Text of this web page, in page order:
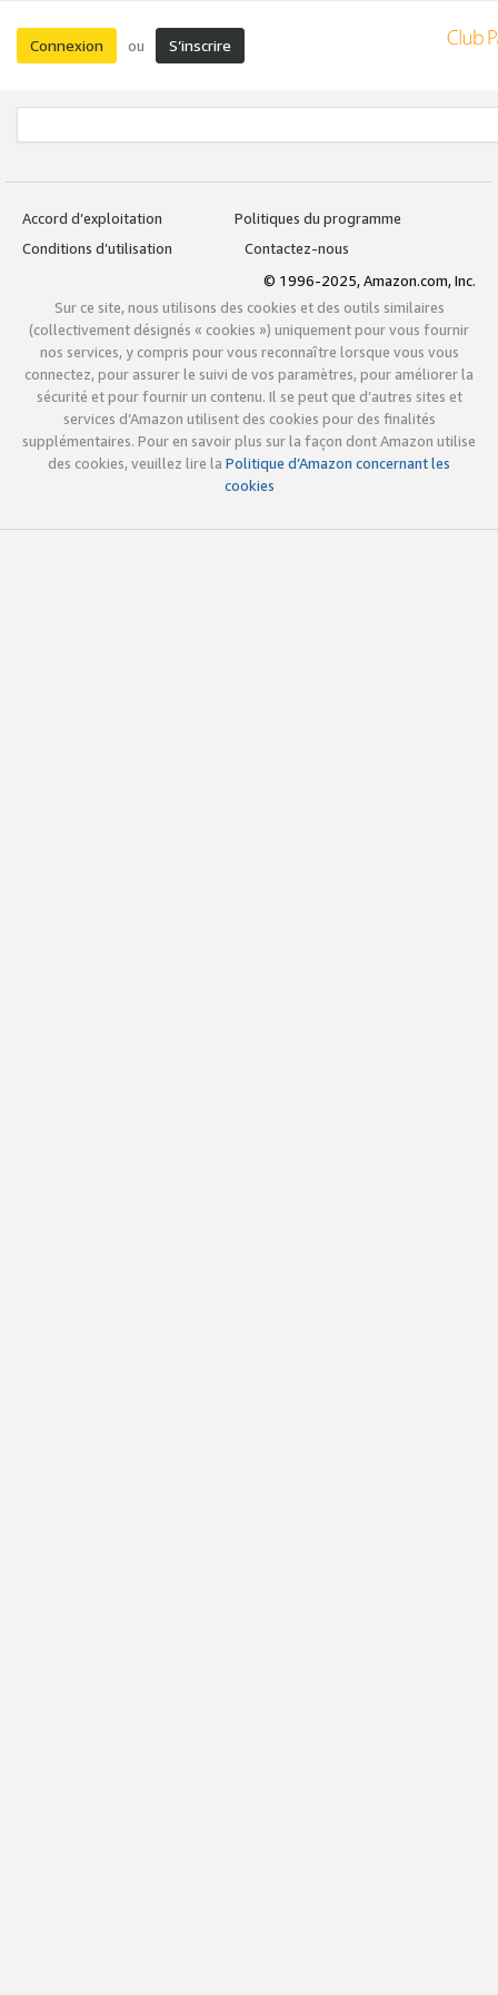
Connexion ou S’inscrire
Accord d’exploitation
Politiques du programme
Conditions d’utilisation
Contactez-nous
© 1996-2025, Amazon.com, Inc.
Sur ce site, nous utilisons des cookies et des outils similaires
(collectivement désignés « cookies ») uniquement pour vous fournir
nos services, y compris pour vous reconnaître lorsque vous vous
connectez, pour assurer le suivi de vos paramètres, pour améliorer la
sécurité et pour fournir un contenu. Il se peut que d’autres sites et
services d’Amazon utilisent des cookies pour des finalités
supplémentaires. Pour en savoir plus sur la façon dont Amazon utilise
des cookies, veuillez lire la Politique d’Amazon concernant les
cookies